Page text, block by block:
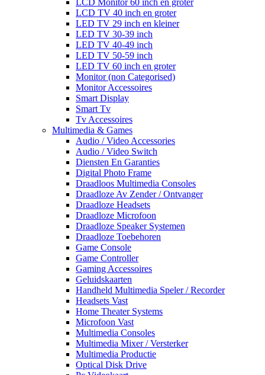
LCD TV 40 inch en groter
LED TV 29 inch en kleiner
LED TV 30-39 inch
LED TV 40-49 inch
LED TV 50-59 inch
LED TV 60 inch en groter
Monitor (non Categorised)
Monitor Accessoires
Smart Display
Smart Tv
Tv Accessoires
Multimedia & Games
Audio / Video Accessories
Audio / Video Switch
Diensten En Garanties
Digital Photo Frame
Draadloos Multimedia Consoles
Draadloze Av Zender / Ontvanger
Draadloze Headsets
Draadloze Microfoon
Draadloze Speaker Systemen
Draadloze Toebehoren
Game Console
Game Controller
Gaming Accessoires
Geluidskaarten
Handheld Multimedia Speler / Recorder
Headsets Vast
Home Theater Systems
Microfoon Vast
Multimedia Consoles
Multimedia Mixer / Versterker
Multimedia Productie
Optical Disk Drive